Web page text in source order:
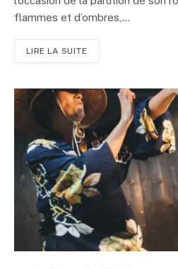
flammes et d’ombres,…
LIRE LA SUITE